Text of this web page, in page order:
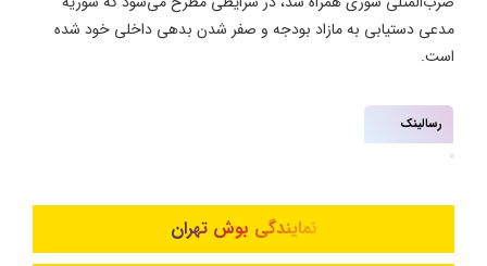
مدعی دستیابی به مازاد بودجه و صفر شدن بدهی داخلی خود شده
است.
رسالینک
نمایندگی بوش تهران